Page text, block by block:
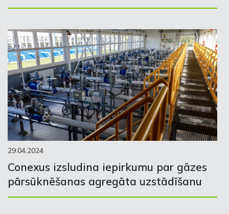
29.04.2024
Conexus izsludina iepirkumu par gāzes
pārsūknēšanas agregāta uzstādīšanu